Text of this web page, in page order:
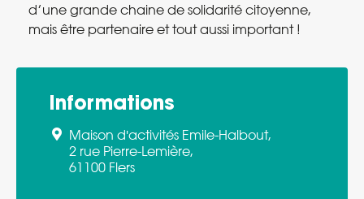
d’une grande chaine de solidarité citoyenne,
mais être partenaire et tout aussi important !
Informations
Maison d'activités Emile-Halbout,
2 rue Pierre-Lemière,
61100 Flers